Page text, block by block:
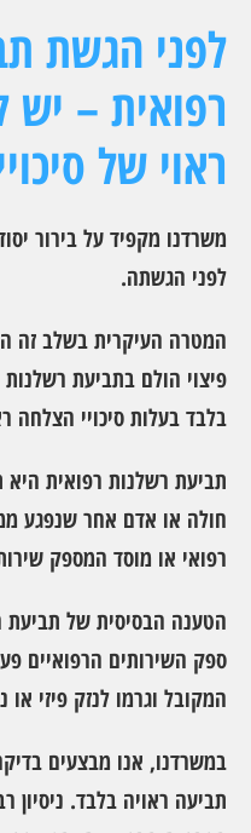
לפני הגשת
רפואית – יש
ראוי של
משרדנו מקפיד על בירור
לפני הגשתה.
המטרה העיקרית בשלב זה
פיצוי הולם בתביעת
בלבד בעלות סיכויי הצלחה
תביעת רשלנות רפואית
חולה או אדם אחר שנפגע
רפואי או מוסד המספק
הטענה הבסיסית של תביעת
ספק השירותים הרפואיים
המקובל וגרמו לנזק פיזי או
במשרדנו, אנו מבצעים
תביעה ראויה בלבד.